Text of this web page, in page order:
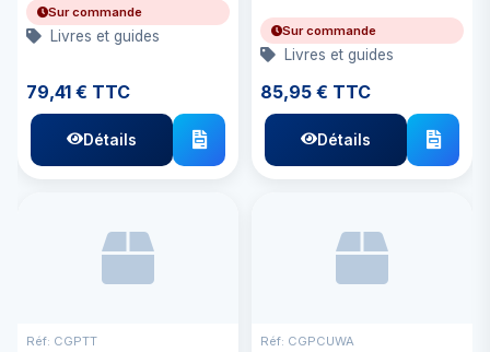
Sur commande
Livres et guides
79,41 € TTC
Détails
Sur commande
Livres et guides
85,95 € TTC
Détails
Réf: CGPTT Réf: CGPCUWA